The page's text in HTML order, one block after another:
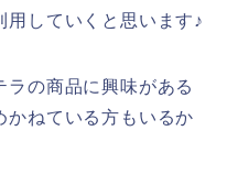
していくと思います♪
ラの商品に興味がある
かねている方もいるか